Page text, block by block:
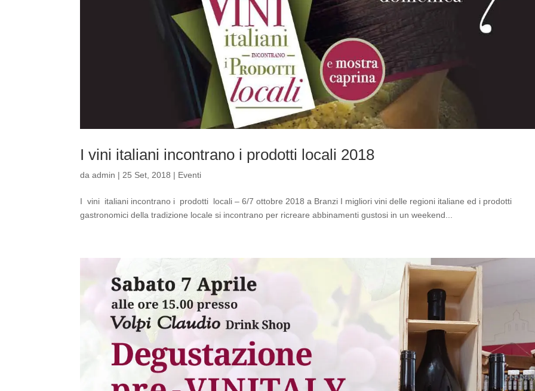
I vini italiani incontrano i prodotti locali 2018
daadmin | 25 Set, 2018 | Eventi
I vini italiani incontrano i prodotti locali – 6/7 ottobre 2018 a Branzi I migliori vini delle regioni italiane ed i prodotti
gastronomici della tradizione locale si incontrano per ricreare abbinamenti gustosi in un weekend...